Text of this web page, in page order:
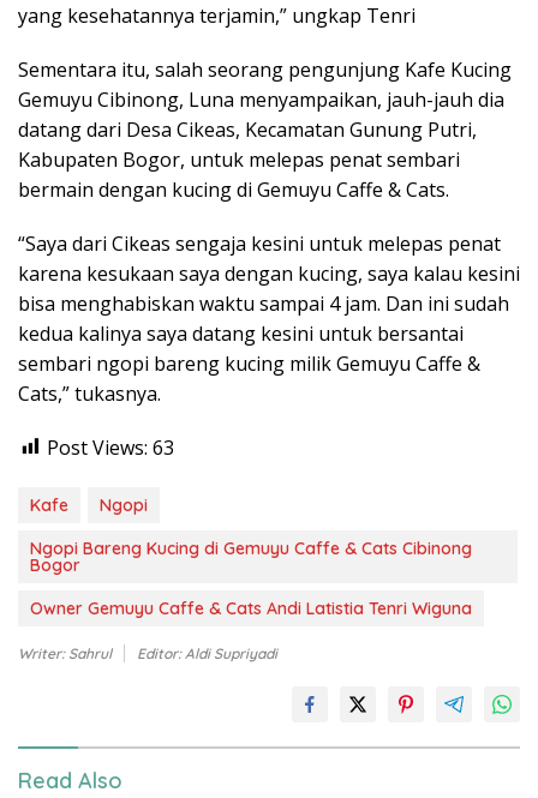
yang kesehatannya terjamin,” ungkap Tenri
Sementara itu, salah seorang pengunjung Kafe Kucing
Gemuyu Cibinong, Luna menyampaikan, jauh-jauh dia
datang dari Desa Cikeas, Kecamatan Gunung Putri,
Kabupaten Bogor, untuk melepas penat sembari
bermain dengan kucing di Gemuyu Caffe & Cats.
“Saya dari Cikeas sengaja kesini untuk melepas penat
karena kesukaan saya dengan kucing, saya kalau kesini
bisa menghabiskan waktu sampai 4 jam. Dan ini sudah
kedua kalinya saya datang kesini untuk bersantai
sembari ngopi bareng kucing milik Gemuyu Caffe &
Cats,” tukasnya.
Post Views: 63
Kafe
Ngopi
Ngopi Bareng Kucing di Gemuyu Caffe & Cats Cibinong
Bogor
Owner Gemuyu Caffe & Cats Andi Latistia Tenri Wiguna
Writer: Sahrul Editor: Aldi Supriyadi
Read Also